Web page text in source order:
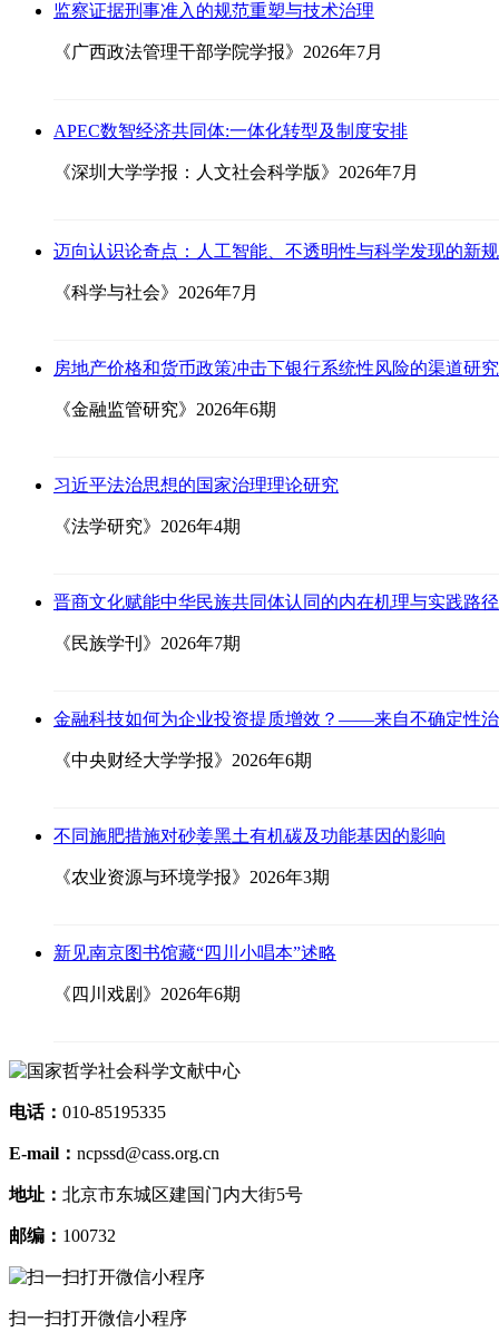
监察证据刑事准入的规范重塑与技术治理
《广西政法管理干部学院学报》2026年7月
APEC数智经济共同体:一体化转型及制度安排
《深圳大学学报：人文社会科学版》2026年7月
迈向认识论奇点：人工智能、不透明性与科学发现的新
《科学与社会》2026年7月
房地产价格和货币政策冲击下银行系统性风险的渠道研究
《金融监管研究》2026年6期
习近平法治思想的国家治理理论研究
《法学研究》2026年4期
晋商文化赋能中华民族共同体认同的内在机理与实践路径
《民族学刊》2026年7期
金融科技如何为企业投资提质增效？——来自不确定性
《中央财经大学学报》2026年6期
不同施肥措施对砂姜黑土有机碳及功能基因的影响
《农业资源与环境学报》2026年3期
新见南京图书馆藏“四川小唱本”述略
《四川戏剧》2026年6期
电话： 010-85195335
E-mail： ncpssd@cass.org.cn
地址： 北京市东城区建国门内大街5号
邮编： 100732
扫一扫打开微信小程序